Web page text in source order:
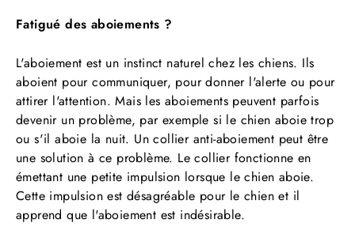
Fatigué des aboiements ?
L'aboiement est un instinct naturel chez les chiens. Ils
aboient pour communiquer, pour donner l'alerte ou pour
attirer l'attention. Mais les aboiements peuvent parfois
devenir un problème, par exemple si le chien aboie trop
ou s'il aboie la nuit. Un collier anti-aboiement peut être
une solution à ce problème. Le collier fonctionne en
émettant une petite impulsion lorsque le chien aboie.
Cette impulsion est désagréable pour le chien et il
apprend que l'aboiement est indésirable.